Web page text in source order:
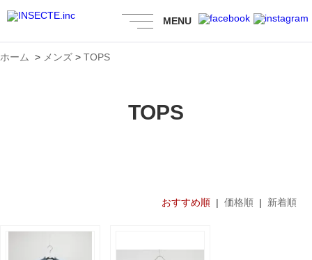
MENU
ホーム > メンズ > TOPS
TOPS
おすすめ順| 価格順| 新着順